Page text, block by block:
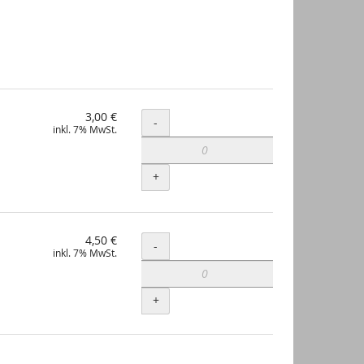
3,00 €
inkl. 7% MwSt. Menge
-
+
4,50 €
inkl. 7% MwSt. Menge
-
+